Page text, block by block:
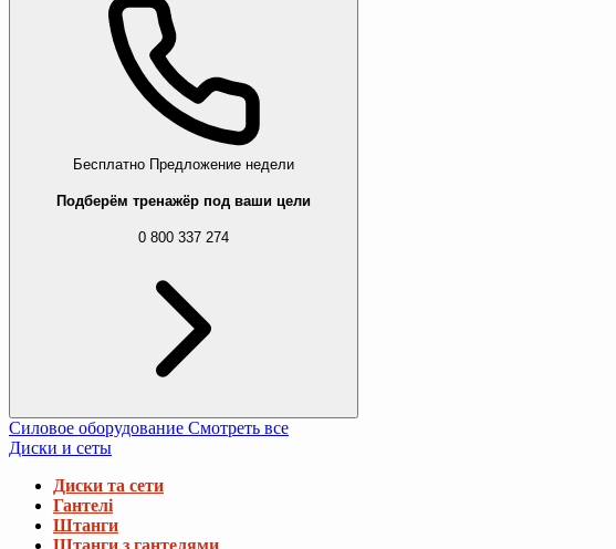
Бесплатно Предложение недели
Подберём тренажёр под ваши цели
0 800 337 274
Силовое оборудование Смотреть все
Диски и сеты
Диски та сети
Гантелі
Штанги
Штанги з гантелями